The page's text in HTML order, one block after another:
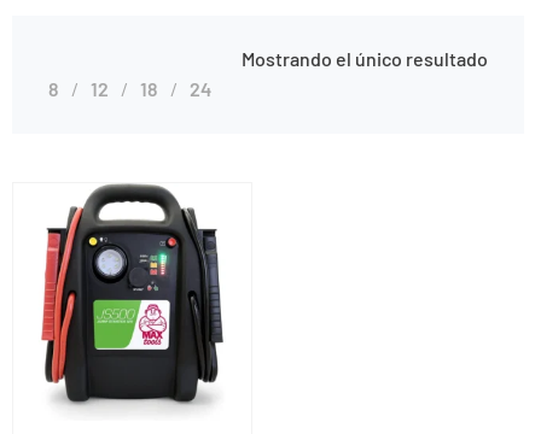
Mostrando el único resultado
8
12 18 24